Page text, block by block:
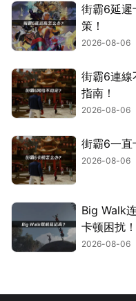
街霸6延遲
策！
2026-08-06
街霸6連線
指南！
2026-08-06
街霸6一直
2026-08-06
Big Walk
卡顿困扰！
2026-08-06